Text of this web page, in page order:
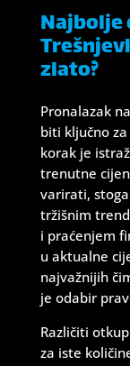
Najbolje
zlato?
Pronalazak
biti ključno
korak je
trenutne
varirati,
tržišnim
i praćenjem
u aktualne
najvažnijih
je odabir
Različiti
za iste